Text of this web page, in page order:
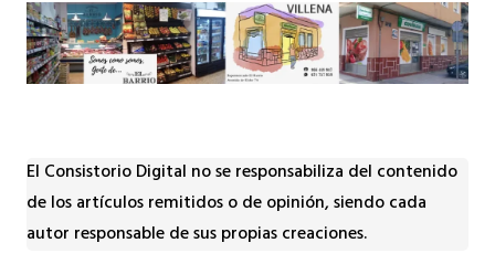
El Consistorio Digital no se responsabiliza del contenido
de los artículos remitidos o de opinión, siendo cada
autor responsable de sus propias creaciones.